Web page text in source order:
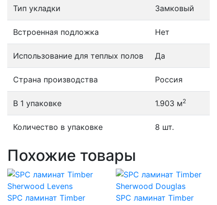
Тип укладки Замковый
Встроенная подложка Нет
Использование для теплых полов Да
Страна производства Россия
В 1 упаковке 1.903 м2
Количество в упаковке 8 шт.
Похожие товары
SPC ламинат Timber
SPC ламинат Timber